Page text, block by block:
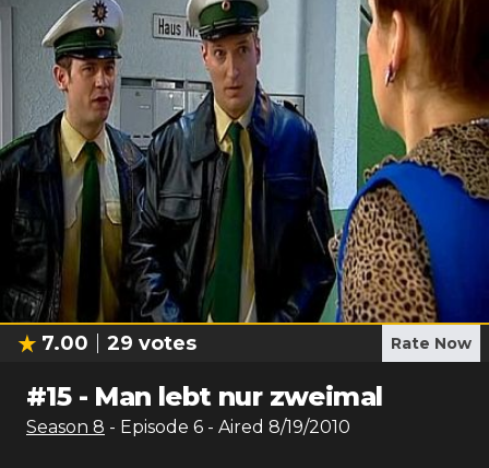
7.00 29 votes Rate Now
#15- Man lebt nur zweimal
Season 8 - Episode 6 - Aired 8/19/2010